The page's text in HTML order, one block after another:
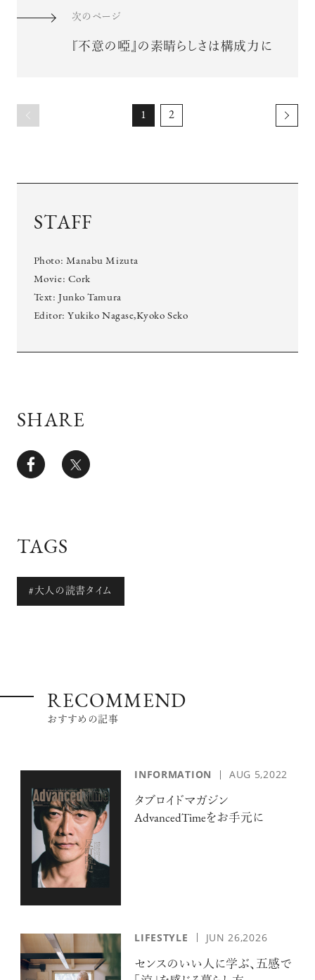
次のページ
『不意の啞』の素晴らしさは構成力に
1 2
STAFF
Photo: Manabu Mizuta
Movie: Cork
Text: Junko Tamura
Editor: Yukiko Nagase,Kyoko Seko
SHARE
TAGS
#大人の読書タイム
RECOMMEND
おすすめの記事
INFORMATION AUG 5,2022
タブロイドマガジン
AdvancedTimeをお手元に
LIFESTYLE JUN 26,2026
センスのいい人に学ぶ、五感で